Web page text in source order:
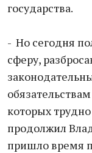
государства.
- Но сегодня
сферу,
которых
продолжил
пришло время